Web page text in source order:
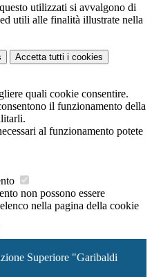
utilizzati si avvalgono di
utili alle finalità illustrate nella
Accetta tutti i cookies
quali cookie consentire.
il funzionamento della
al funzionamento potete
non possono essere
nella pagina della cookie
Superiore "Garibaldi